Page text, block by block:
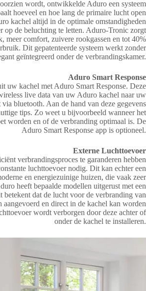
wordt, ontwikkelde Aduro een systeem
hoeveel en hoe lang de primaire lucht open
kachel altijd in de optimale omstandigheden
op de beluchting te letten. Aduro-Tronic zorgt
meer comfort, zuivere rookgassen en tot 40%
Dit gepatenteerde systeem werkt zonder
geïntegreerd onder de verbrandingskamer.
Aduro Smart Response
uw kachel met Aduro Smart Response. Deze
live data van uw Aduro kachel naar uw
bluetooth. Aan de hand van deze gegevens
tips. Zo weet u bijvoorbeeld wanneer het
worden en of de verbranding optimaal is. De
Aduro Smart Response app is optioneel.
Externe Luchttoevoer
verbrandingsproces te garanderen hebben
luchttoevoer nodig. Dit kan echter een
en energiezuinige huizen, die vaak zeer
heeft bepaalde modellen uitgerust met een
betekent dat de lucht voor de verbranding van
aangevoerd en direct in de kachel kan worden
wordt verborgen door deze achter of
onder de kachel te installeren.